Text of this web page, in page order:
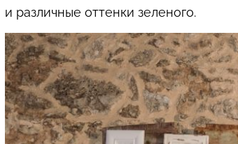
и различные оттенки зеленого.